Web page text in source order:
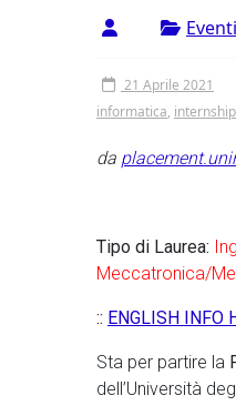
Eventi
21 Aprile 2021
informatica, internship
da
Tipo di Laurea:
Meccatronica/
:: ENGLISH INFO
Sta per partire la
dell’Università